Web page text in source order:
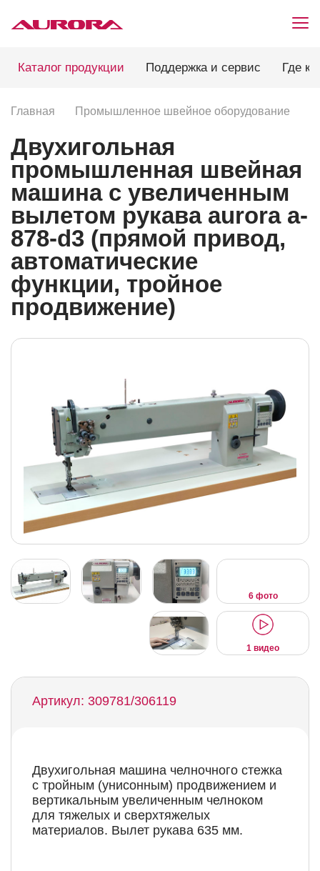
Каталог продукции Поддержка и сервис Где
Главная Промышленное швейное оборудование
Двухигольная
промышленная швейная
машина с увеличенным
вылетом рукава aurora a-
878-d3 (прямой привод,
автоматические
функции, тройное
продвижение)
6 фото
1 видео
Артикул: 309781/306119
Двухигольная машина челночного стежка
с тройным (унисонным) продвижением и
вертикальным увеличенным челноком
для тяжелых и сверхтяжелых
материалов. Вылет рукава 635 мм.